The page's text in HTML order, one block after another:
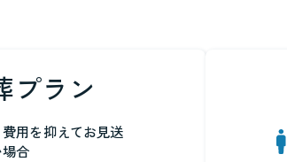
プラン
用を抑えてお見送
場合